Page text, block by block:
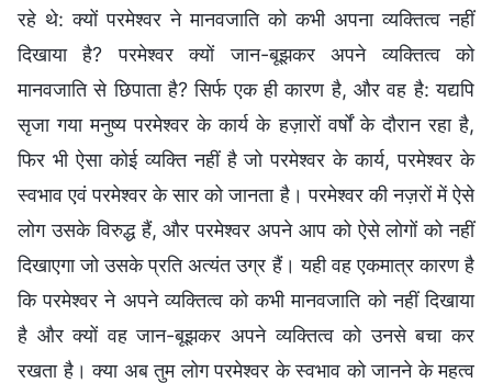
रहे थे: क्यों परमेश्वर ने मानवजाति को कभी अपना व्यक्तित्व नहीं
दिखाया है? परमेश्वर क्यों जान-बूझकर अपने व्यक्तित्व को
मानवजाति से छिपाता है? सिर्फ एक ही कारण है, और वह है: यद्यपि
सृजा गया मनुष्य परमेश्वर के कार्य के हज़ारों वर्षों के दौरान रहा है,
फिर भी ऐसा कोई व्यक्ति नहीं है जो परमेश्वर के कार्य, परमेश्वर के
स्वभाव एवं परमेश्वर के सार को जानता है। परमेश्वर की नज़रों में ऐसे
लोग उसके विरुद्ध हैं, और परमेश्वर अपने आप को ऐसे लोगों को नहीं
दिखाएगा जो उसके प्रति अत्यंत उग्र हैं। यही वह एकमात्र कारण है
कि परमेश्वर ने अपने व्यक्तित्व को कभी मानवजाति को नहीं दिखाया
है और क्यों वह जान-बूझकर अपने व्यक्तित्व को उनसे बचा कर
रखता है। क्या अब तुम लोग परमेश्वर के स्वभाव को जानने के महत्व